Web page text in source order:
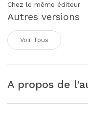
Chez le même éditeur
Autres versions
Voir Tous
A propos de